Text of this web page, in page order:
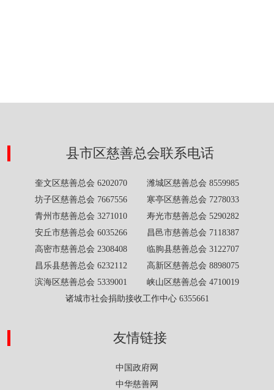
县市区慈善总会联系电话
奎文区慈善总会 6202070 潍城区慈善总会 8559985
坊子区慈善总会 7667556 寒亭区慈善总会 7278033
青州市慈善总会 3271010 寿光市慈善总会 5290282
安丘市慈善总会 6035266 昌邑市慈善总会 7118387
高密市慈善总会 2308408 临朐县慈善总会 3122707
昌乐县慈善总会 6232112 高新区慈善总会 8898075
滨海区慈善总会 5339001 峡山区慈善总会 4710019
诸城市社会捐助接收工作中心 6355661
友情链接
中国政府网
中华慈善网